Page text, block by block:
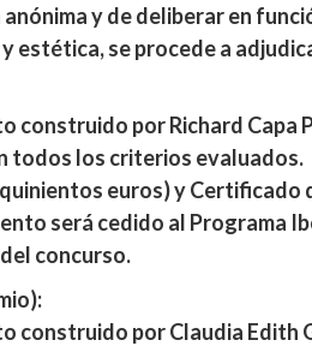
y de deliberar en
estética, se procede a
por Richard Capa
todos los criterios evaluados.
euros) y Certificado
será cedido al Programa
concurso.
construido por Claudia Edith